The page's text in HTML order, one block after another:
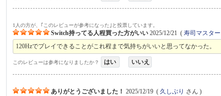
1人の方が、｢このレビューが参考になった｣と投票しています。
Switch持ってる人程買った方がいい 2025/12/21 (寿司マスター
120Hzでプレイできることがこれ程まで気持ちがいいと思ってなかった。
このレビューは参考になりましたか？ はい いいえ
ありがとうございました！ 2025/12/19 ( 久しぶり さん )